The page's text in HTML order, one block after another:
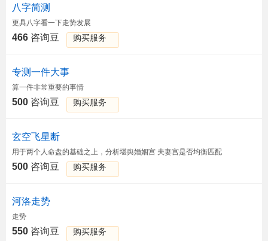
八字简测
更具八字看一下走势发展
466 咨询豆 购买服务
专测一件大事
算一件非常重要的事情
500 咨询豆 购买服务
玄空飞星断
用于两个人命盘的基础之上，分析堪舆婚姻宫 夫妻宫是否均衡匹配
500 咨询豆 购买服务
河洛走势
走势
550 咨询豆 购买服务